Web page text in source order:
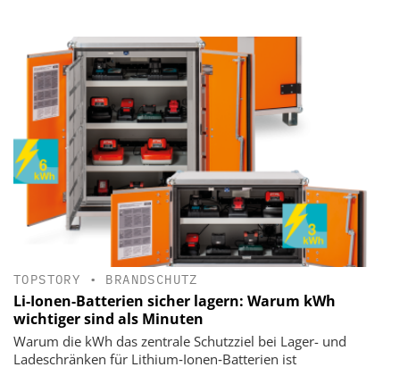
TOPSTORY • BRANDSCHUTZ
Li-Ionen-Batterien sicher lagern: Warum kWh
wichtiger sind als Minuten
Warum die kWh das zentrale Schutzziel bei Lager- und
Ladeschränken für Lithium‑Ionen‑Batterien ist